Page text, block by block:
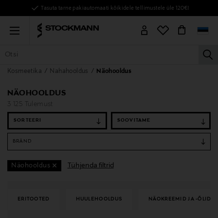
Tasuta tarne pakiautomaati kõikidele tellimustele üle 120€!
Menu
KÕIK TOOTED NAISED MEHED LAPSED
Kosmeetika Nahahooldus Näohooldus
NÄOHOOLDUS
3 125 Tulemust
SORTEERI
BRÄND
Näohooldus Tühjenda filtrid
ERITOOTED HUULEHOOLDUS NÄOKREEMID JA -ÕLID